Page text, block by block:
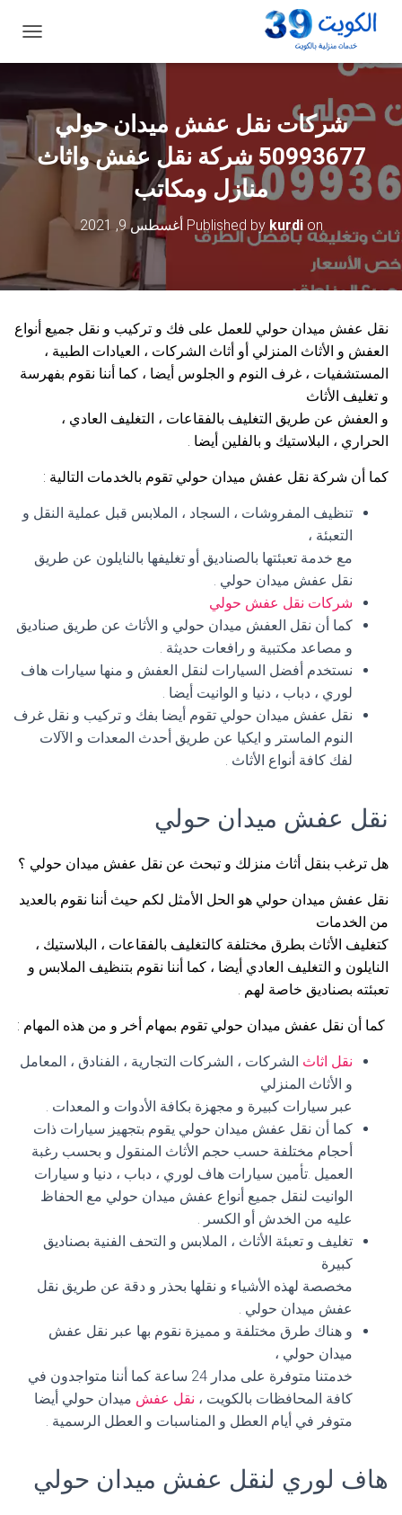
ب
ي
ل
ل
شركات نقل عفش ميدان حولي
50993677 شركة نقل عفش واثاث
منازل ومكاتب
Published by kurdion أغسطس 9, 2021
نقل عفش ميدان حولي للعمل على فك و تركيب و نقل جميع أنواع
العفش و الأثاث المنزلي أو أثاث الشركات ، العيادات الطبية ،
المستشفيات ، غرف النوم و الجلوس أيضا ، كما أننا نقوم بفهرسة
و تغليف الأثاث
و العفش عن طريق التغليف بالفقاعات ، التغليف العادي ،
الحراري ، البلاستيك و بالفلين أيضا .
كما أن شركة نقل عفش ميدان حولي تقوم بالخدمات التالية :
تنظيف المفروشات ، السجاد ، الملابس قبل عملية النقل و
التعبئة ،
مع خدمة تعبئتها بالصناديق أو تغليفها بالنايلون عن طريق
نقل عفش ميدان حولي .
شركات نقل عفش حولي
كما أن نقل العفش ميدان حولي و الأثاث عن طريق صناديق
و مصاعد مكتبية و رافعات حديثة .
نستخدم أفضل السيارات لنقل العفش و منها سيارات هاف
لوري ، دباب ، دنيا و الوانيت أيضا .
نقل عفش ميدان حولي تقوم أيضا بفك و تركيب و نقل غرف
النوم الماستر و ايكيا عن طريق أحدث المعدات و الآلات
لفك كافة أنواع الأثاث .
نقل عفش ميدان حولي
هل ترغب بنقل أثاث منزلك و تبحث عن نقل عفش ميدان حولي ؟
نقل عفش ميدان حولي هو الحل الأمثل لكم حيث أننا نقوم بالعديد
من الخدمات
كتغليف الأثاث بطرق مختلفة كالتغليف بالفقاعات ، البلاستيك ،
النايلون و التغليف العادي أيضا ، كما أننا نقوم بتنظيف الملابس و
تعبئته بصناديق خاصة لهم .
كما أن نقل عفش ميدان حولي تقوم بمهام أخر و من هذه المهام :
نقل اثاث الشركات ، الشركات التجارية ، الفنادق ، المعامل
و الأثاث المنزلي
عبر سيارات كبيرة و مجهزة بكافة الأدوات و المعدات .
كما أن نقل عفش ميدان حولي يقوم بتجهيز سيارات ذات
أحجام مختلفة حسب حجم الأثاث المنقول و بحسب رغبة
العميل .تأمين سيارات هاف لوري ، دباب ، دنيا و سيارات
الوانيت لنقل جميع أنواع عفش ميدان حولي مع الحفاظ
عليه من الخدش أو الكسر .
تغليف و تعبئة الأثاث ، الملابس و التحف الفنية بصناديق
كبيرة
مخصصة لهذه الأشياء و نقلها بحذر و دقة عن طريق نقل
عفش ميدان حولي .
و هناك طرق مختلفة و مميزة نقوم بها عبر نقل عفش
ميدان حولي ،
خدمتنا متوفرة على مدار 24 ساعة كما أننا متواجدون في
كافة المحافظات بالكويت ، نقل عفش ميدان حولي أيضا
متوفر في أيام العطل و المناسبات و العطل الرسمية .
هاف لوري لنقل عفش ميدان حولي